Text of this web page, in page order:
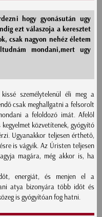
hogy gyonásután ugy
ezt válaszoja a keresztet
csak nagyon nehéz életem
mondani,mert ugy
személytelenül éli meg a
csak meghallgatni a felsorolt
a feloldozó imát. Afelől
közvetítenek, gyógyító
Ugyanakkor teljesen érthető,
is vágyik. Az Úristen teljesen
magára, még akkor is, ha
energiát, és menjen el a
atya bizonyára több időt és
is gyógyítóan fog hatni.